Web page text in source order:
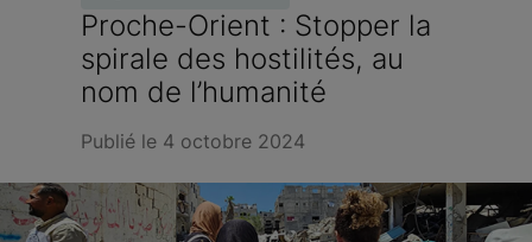
Proche-Orient : Stopper la
spirale des hostilités, au
nom de l’humanité
Publié le 4 octobre 2024